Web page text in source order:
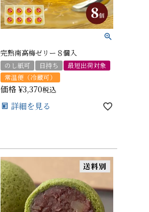
完熟南高梅ゼリー８個入
のし紙可 日持ち
最短出荷対象
常温便（冷蔵可）
価格 ¥3,370税込
詳細を見る